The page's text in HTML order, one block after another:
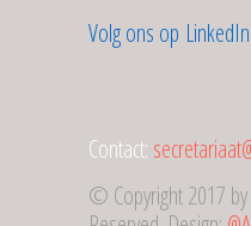
Volg ons op LinkedIn
Contact:
© Copyright 2017 by